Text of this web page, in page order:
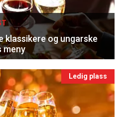
klassikere og ungarske
meny
Ledig plass